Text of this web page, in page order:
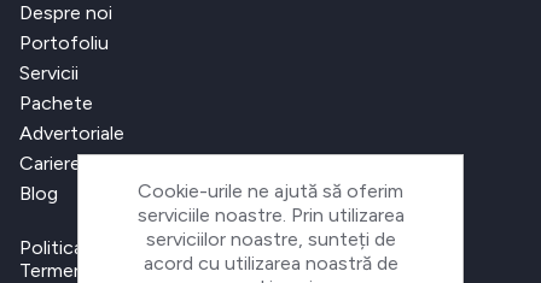
Despre noi
Portofoliu
Servicii
Pachete
Advertoriale
Cariere
Blog
Politica de confidențialitate
Termeni și condiții
Cookie-urile ne ajută să oferim
serviciile noastre. Prin utilizarea
serviciilor noastre, sunteți de
acord cu utilizarea noastră de